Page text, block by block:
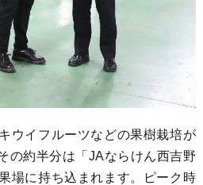
ウイフルーツなどの果樹栽培が
の約半分は「JAならけん西吉野
場に持ち込まれます。ピーク時